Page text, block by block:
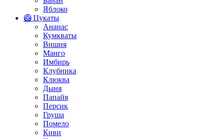
Яблоко
🥝 Цукаты
Ананас
Кумкваты
Вишня
Манго
Имбирь
Клубника
Клюква
Дыня
Папайя
Персик
Груша
Помело
Киви